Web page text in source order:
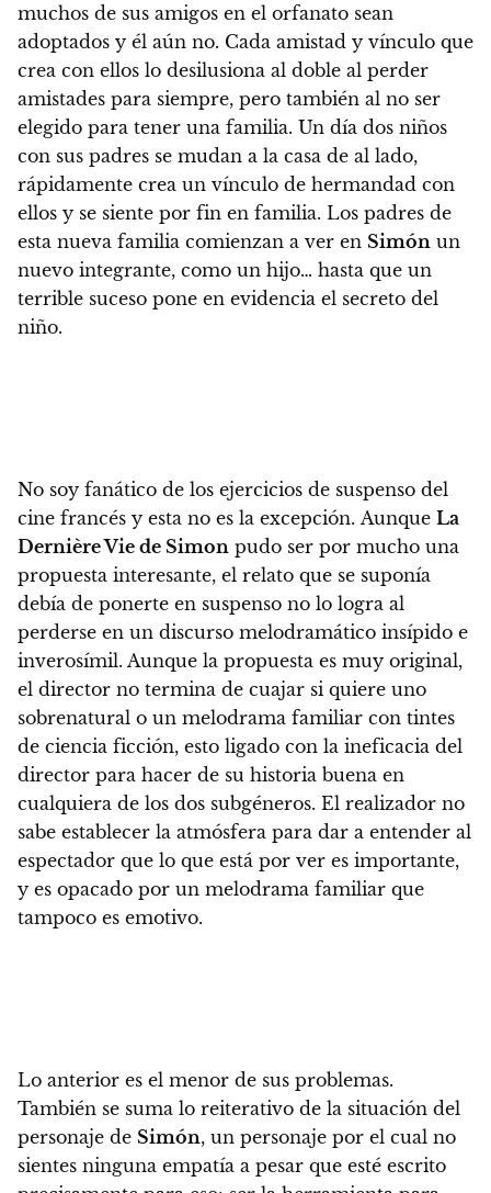
muchos de sus amigos en el orfanato sean
adoptados y él aún no. Cada amistad y vínculo que
crea con ellos lo desilusiona al doble al perder
amistades para siempre, pero también al no ser
elegido para tener una familia. Un día dos niños
con sus padres se mudan a la casa de al lado,
rápidamente crea un vínculo de hermandad con
ellos y se siente por fin en familia. Los padres de
esta nueva familia comienzan a ver en Simón un
nuevo integrante, como un hijo… hasta que un
terrible suceso pone en evidencia el secreto del
niño.
No soy fanático de los ejercicios de suspenso del
cine francés y esta no es la excepción. Aunque La
Dernière Vie de Simon pudo ser por mucho una
propuesta interesante, el relato que se suponía
debía de ponerte en suspenso no lo logra al
perderse en un discurso melodramático insípido e
inverosímil. Aunque la propuesta es muy original,
el director no termina de cuajar si quiere uno
sobrenatural o un melodrama familiar con tintes
de ciencia ficción, esto ligado con la ineficacia del
director para hacer de su historia buena en
cualquiera de los dos subgéneros. El realizador no
sabe establecer la atmósfera para dar a entender al
espectador que lo que está por ver es importante,
y es opacado por un melodrama familiar que
tampoco es emotivo.
Lo anterior es el menor de sus problemas.
También se suma lo reiterativo de la situación del
personaje de Simón, un personaje por el cual no
sientes ninguna empatía a pesar que esté escrito